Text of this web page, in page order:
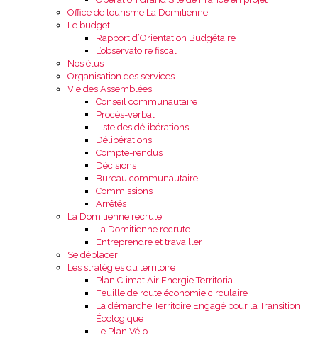
Office de tourisme La Domitienne
Le budget
Rapport d’Orientation Budgétaire
L’observatoire fiscal
Nos élus
Organisation des services
Vie des Assemblées
Conseil communautaire
Procès-verbal
Liste des délibérations
Délibérations
Compte-rendus
Décisions
Bureau communautaire
Commissions
Arrêtés
La Domitienne recrute
La Domitienne recrute
Entreprendre et travailler
Se déplacer
Les stratégies du territoire
Plan Climat Air Energie Territorial
Feuille de route économie circulaire
La démarche Territoire Engagé pour la Transition
Écologique
Le Plan Vélo